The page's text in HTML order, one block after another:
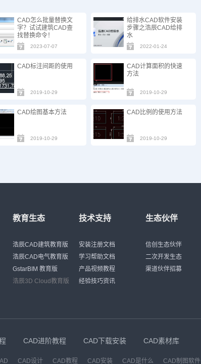
CAD怎么批量替换文
字？试试建筑CAD查
找替换命令！
2023-07-07
给排水CAD软件安装
步骤之浩辰CAD给排
水
2022-01-24
CAD标注间距的使用
2019-10-29
CAD计算面积的快速
方法
2019-10-29
CAD绘图基本方法
2019-10-29
CAD比例的使用方法
2019-10-29
教育生态
浩辰CAD建筑教育版
浩辰CAD电气教育版
GstarBIM 教育版
浩辰3D Cloud教育版
技术支持
安装注册文档
学习帮助文档
产品视频教程
经验技巧资讯
生态伙伴
信创生态伙伴
二次开发生态
渠道伙伴招募
CAD进阶教程 CAD下载安装 CAD素材库
CAD设计 CAD教程 CAD安装 CAD是什么 CAD制图软件